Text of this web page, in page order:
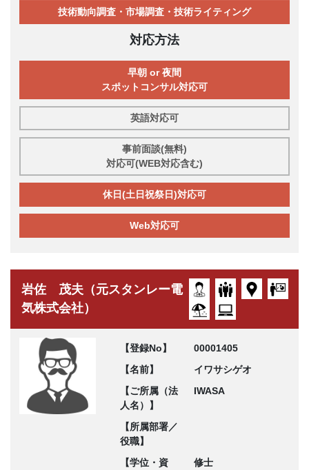
技術動向調査・市場調査・技術ライティング
対応方法
早朝 or 夜間
スポットコンサル対応可
英語対応可
事前面談(無料)
対応可(WEB対応含む)
休日(土日祝祭日)対応可
Web対応可
岩佐 茂夫（元スタンレー電
気株式会社）
【登録No】
00001405
【名前】
イワサシゲオ
【ご所属（法
人名）】
IWASA
【所属部署／
役職】
【学位・資
修士